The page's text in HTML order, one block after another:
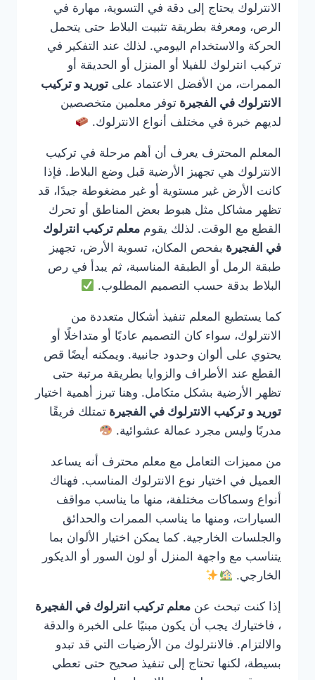
الانترلوك يحتاج إلى دقة في التسوية، مهارة في
الرص، ومعرفة بطريقة تثبيت البلاط حتى يتحمل
الحركة والاستخدام اليومي. لذلك عند التفكير في
تركيب انترلوك للفيلا أو المنزل أو الحديقة أو
الممرات، من الأفضل الاعتماد على توريد و تركيب
الانترلوك في الفجيرة توفر معلمين متخصصين
لديهم خبرة في مختلف أنواع الانترلوك.
المعلم المحترف يعرف أن أهم مرحلة في تركيب
الانترلوك هي تجهيز الأرضية قبل وضع البلاط. فإذا
كانت الأرض غير مستوية أو غير مضغوطة جيدًا، قد
تظهر مشاكل مثل هبوط بعض المناطق أو تحرك
القطع مع الوقت. لذلك يقوم معلم تركيب انترلوك
في الفجيرة بفحص المكان، تسوية الأرض، تجهيز
طبقة الرمل أو الطبقة المناسبة، ثم يبدأ في رص
البلاط بدقة حسب التصميم المطلوب.
كما يستطيع المعلم تنفيذ أشكال متعددة من
الانترلوك، سواء كان التصميم عاديًا أو متداخلًا أو
يحتوي على ألوان وحدود جانبية. ويمكنه أيضًا قص
القطع عند الأطراف والزوايا بطريقة مرتبة حتى
تظهر الأرضية بشكل متكامل. وهنا تبرز أهمية اختيار
توريد و تركيب الانترلوك في الفجيرة تمتلك فريقًا
مدربًا وليس مجرد عمالة عشوائية.
من مميزات التعامل مع معلم محترف أنه يساعد
العميل في اختيار نوع الانترلوك المناسب. فهناك
أنواع وسماكات مختلفة، منها ما يناسب مواقف
السيارات، ومنها ما يناسب الممرات والحدائق
والجلسات الخارجية. كما يمكن اختيار الألوان بما
يتناسب مع واجهة المنزل أو لون السور أو الديكور
الخارجي.
إذا كنت تبحث عن معلم تركيب انترلوك في الفجيرة
، فاختيارك يجب أن يكون مبنيًا على الخبرة والدقة
والالتزام. فالانترلوك من الأرضيات التي قد تبدو
بسيطة، لكنها تحتاج إلى تنفيذ صحيح حتى تعطي